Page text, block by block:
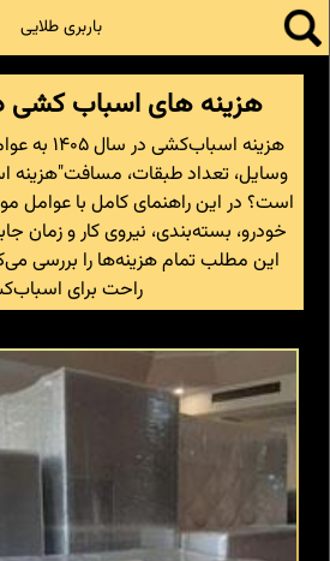
باربری طلایی
هزینه های اسباب کشی در
هزینه
است؟ در این راهنمای کامل با عوامل
خودرو، بسته‌بندی، نیروی کار و زمان
این مطلب تمام هزینه‌ها را بررسی
راحت برای
جستجو